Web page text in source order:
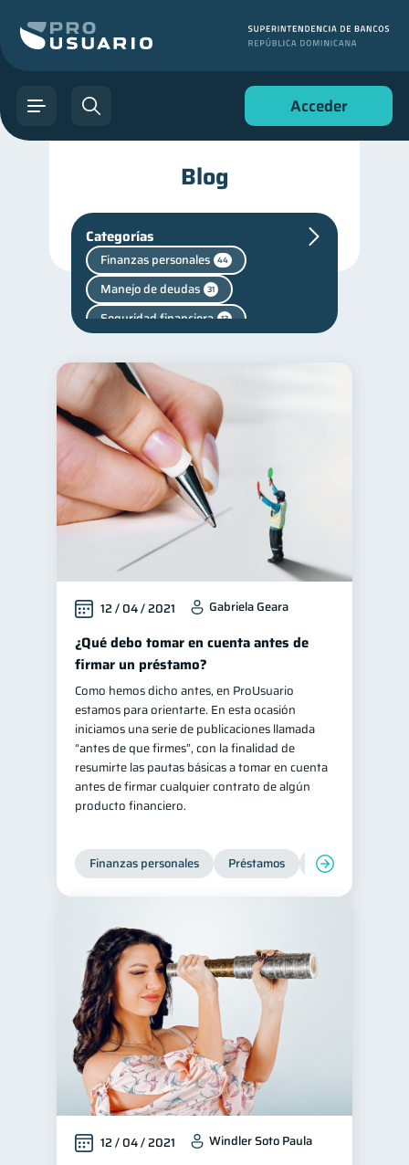
Acceder
Blog
Categorías
Finanzas personales 44
Manejo de deudas 31
Seguridad financiera 13
Productos financieros
Vacaciones 2
Cuenta Inactiva
Salud mental
Educación financiera
Finanzas para jóvenes
Control de deudas
Finanzas familiares 25
Inclusión financiera 22
Bienestar financiero 22
Finanzas para mujeres
Organización Financiera 10
Deudas 10
Entidad financiera
Préstamos 8 Ahorro 8
Consejos
Historial crediticio 6
Servicios 4
Derechos & Deberes 4
Superintendencia de Bancos 4
Criptomonedas
Cuenta Abandonada 2
Inversiones 2
Finanzas Personales 1
Finanzas en Pareja 1
12 / 04 / 2021 Gabriela Geara
¿Qué debo tomar en cuenta antes de
firmar un préstamo?
Como hemos dicho antes, en ProUsuario
estamos para orientarte. En esta ocasión
iniciamos una serie de publicaciones llamada
“antes de que firmes”, con la finalidad de
resumirte las pautas básicas a tomar en cuenta
antes de firmar cualquier contrato de algún
producto financiero.
Finanzas personales Préstamos Entidad
12 / 04 / 2021 Windler Soto Paula